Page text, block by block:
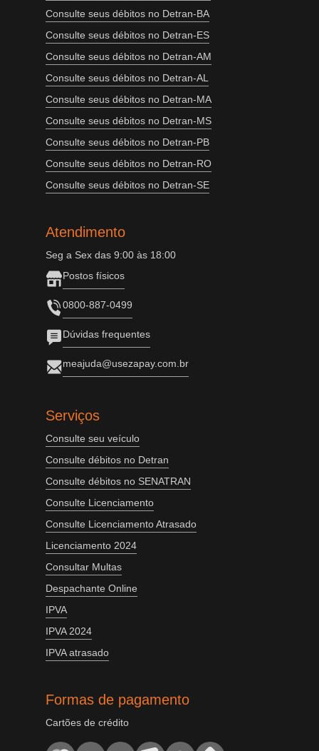
Consulte seus débitos no Detran-BA
Consulte seus débitos no Detran-ES
Consulte seus débitos no Detran-AM
Consulte seus débitos no Detran-AL
Consulte seus débitos no Detran-MA
Consulte seus débitos no Detran-MS
Consulte seus débitos no Detran-PB
Consulte seus débitos no Detran-RO
Consulte seus débitos no Detran-SE
Atendimento
Seg a Sex das 9:00 às 18:00
Postos físicos
0800-887-0499
Dúvidas frequentes
meajuda@usezapay.com.br
Serviços
Consulte seu veículo
Consulte débitos no Detran
Consulte débitos no SENATRAN
Consulte Licenciamento
Consulte Licenciamento Atrasado
Licenciamento 2024
Consultar Multas
Despachante Online
IPVA
IPVA 2024
IPVA atrasado
Formas de pagamento
Cartões de crédito